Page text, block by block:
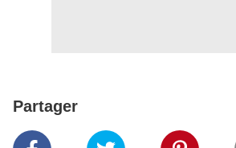
Partager